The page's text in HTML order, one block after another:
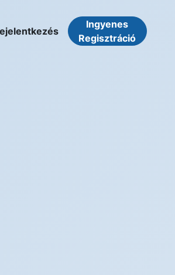
Ingyenes
Regisztráció